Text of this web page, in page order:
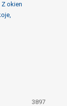
okien
3897